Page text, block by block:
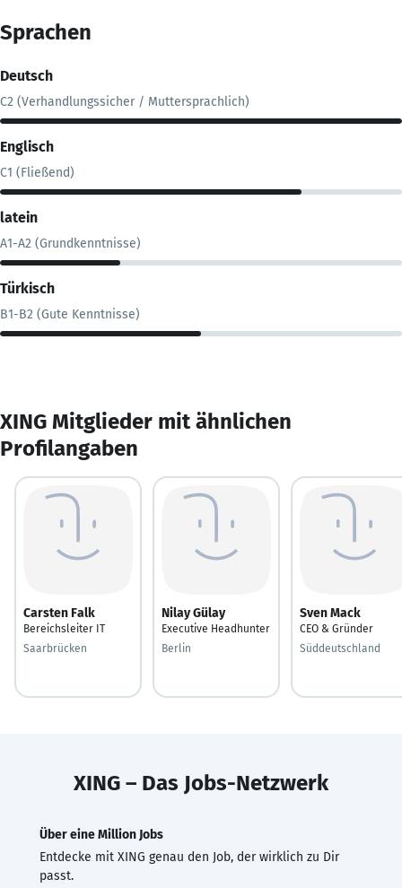
Sprachen
Deutsch
C2 (Verhandlungssicher / Muttersprachlich)
Englisch
C1 (Fließend)
latein
A1-A2 (Grundkenntnisse)
Türkisch
B1-B2 (Gute Kenntnisse)
XING Mitglieder mit ähnlichen
Profilangaben
Carsten Falk
Bereichsleiter IT
Saarbrücken
Nilay Gülay
Executive Headhunter
Berlin
Sven Mack
CEO & Gründer
Süddeutschland
XING – Das Jobs-Netzwerk
Über eine Million Jobs
Entdecke mit XING genau den Job, der wirklich zu Dir
passt.